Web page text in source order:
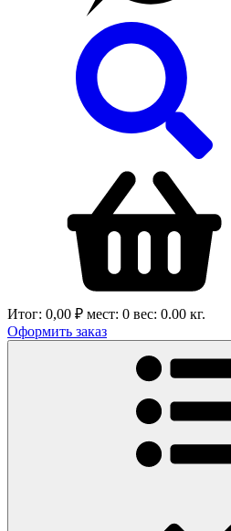
Итог: 0,00 ₽ мест: 0 вес: 0.00 кг.
Оформить заказ